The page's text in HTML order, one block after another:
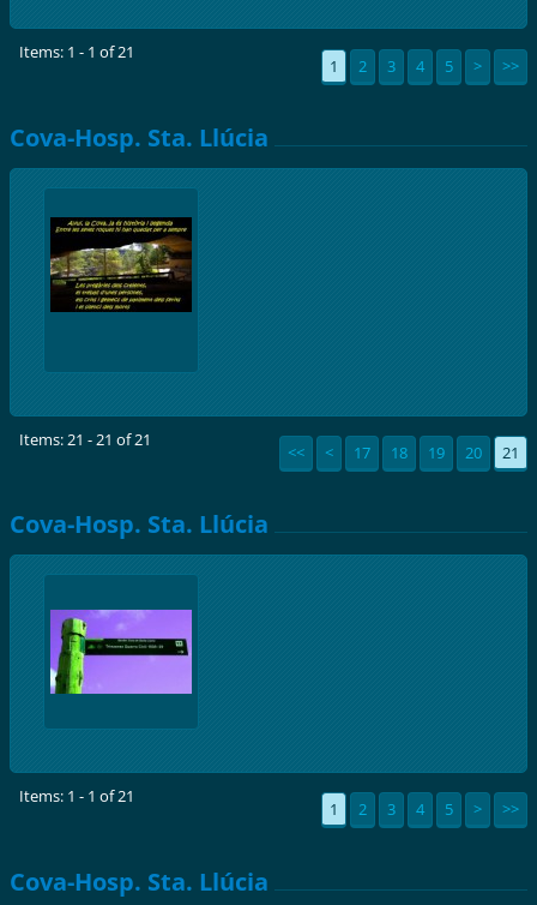
Items: 1 - 1 of 21
1 2 3 4 5 > >>
Cova-Hosp. Sta. Llúcia
Items: 21 - 21 of 21
<< < 17 18 19 20 21
Cova-Hosp. Sta. Llúcia
Items: 1 - 1 of 21
1 2 3 4 5 > >>
Cova-Hosp. Sta. Llúcia